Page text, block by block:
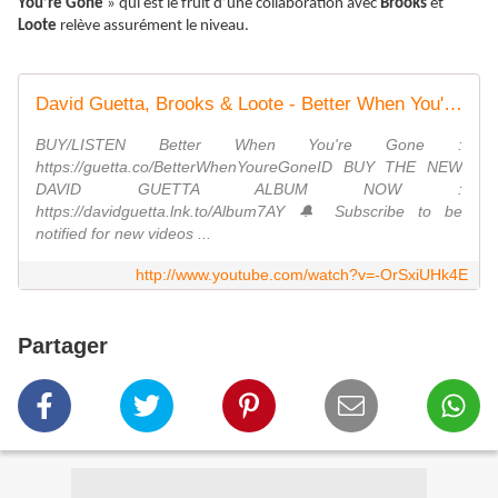
You’re Gone » qui est le fruit d’une collaboration avec Brooks et
Loote relève assurément le niveau.
David Guetta, Brooks & Loote - Better When You're Gone (Lyric Video)
BUY/LISTEN Better When You're Gone :
https://guetta.co/BetterWhenYoureGoneID BUY THE NEW
DAVID GUETTA ALBUM NOW :
https://davidguetta.lnk.to/Album7AY 🔔 Subscribe to be
notified for new videos ...
http://www.youtube.com/watch?v=-OrSxiUHk4E
Partager